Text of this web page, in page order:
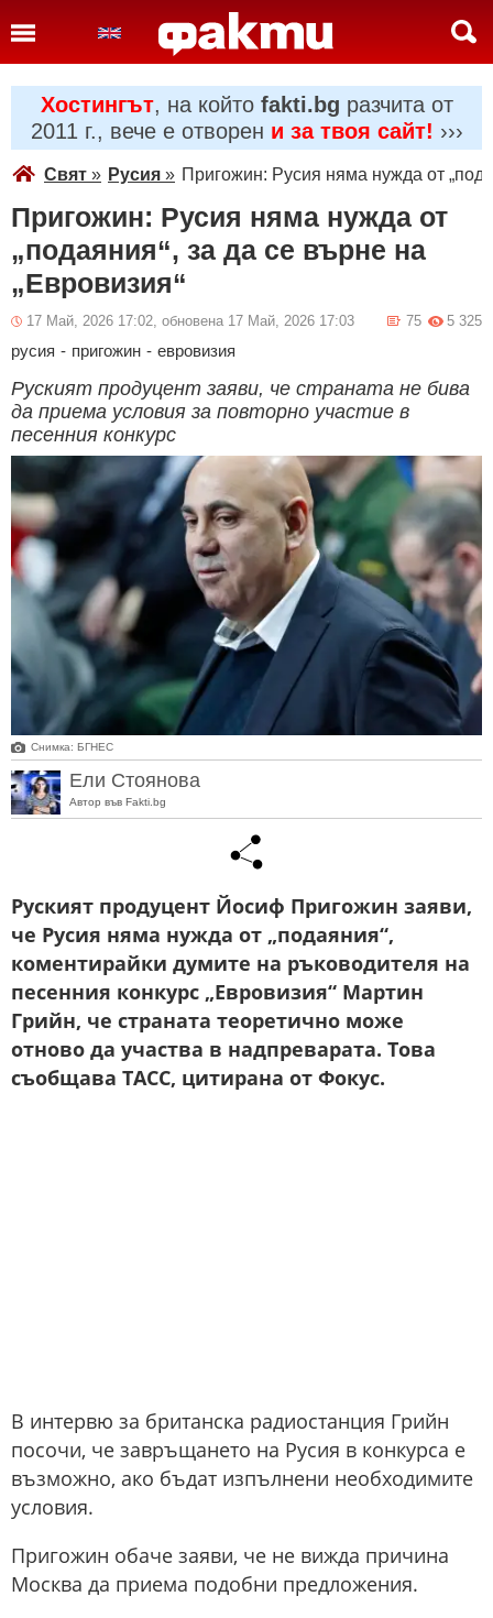
Хостингът, на който fakti.bg разчита от
2011 г., вече е отворен и за твоя сайт! ›››
Свят » Русия » Пригожин: Русия няма нужда от
Пригожин: Русия няма нужда от
„подаяния“, за да се върне на
„Евровизия“
17 Май, 2026 17:02, обновена 17 Май, 2026 17:03 5 325
75
русия - пригожин - евровизия
Руският продуцент заяви, че страната не бива
да приема условия за повторно участие в
песенния конкурс
Снимка: БГНЕС
Ели Стоянова
Автор във Fakti.bg
Руският продуцент Йосиф Пригожин заяви,
че Русия няма нужда от „подаяния“,
коментирайки думите на ръководителя на
песенния конкурс „Евровизия“ Мартин
Грийн, че страната теоретично може
отново да участва в надпреварата. Това
съобщава ТАСС, цитирана от Фокус.
В интервю за британска радиостанция Грийн
посочи, че завръщането на Русия в конкурса е
възможно, ако бъдат изпълнени необходимите
условия.
Пригожин обаче заяви, че не вижда причина
Москва да приема подобни предложения.